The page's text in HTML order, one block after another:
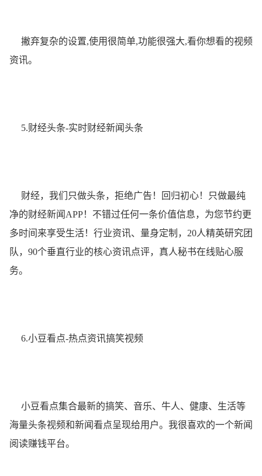
撇弃复杂的设置,使用很简单,功能很强大,看你想看的视频
资讯。
5.财经头条-实时财经新闻头条
财经，我们只做头条，拒绝广告！回归初心！只做最纯
净的财经新闻APP！不错过任何一条价值信息，为您节约更
多时间来享受生活！行业资讯、量身定制，20人精英研究团
队，90个垂直行业的核心资讯点评，真人秘书在线贴心服
务。
6.小豆看点-热点资讯搞笑视频
小豆看点集合最新的搞笑、音乐、牛人、健康、生活等
海量头条视频和新闻看点呈现给用户。我很喜欢的一个新闻
阅读赚钱平台。